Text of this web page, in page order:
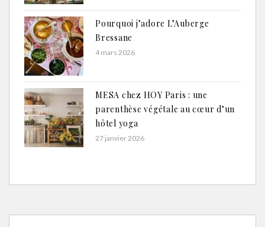
Pourquoi j’adore L’Auberge
Bressane
4 mars 2026
MESA chez HOY Paris : une
parenthèse végétale au cœur d’un
hôtel yoga
27 janvier 2026